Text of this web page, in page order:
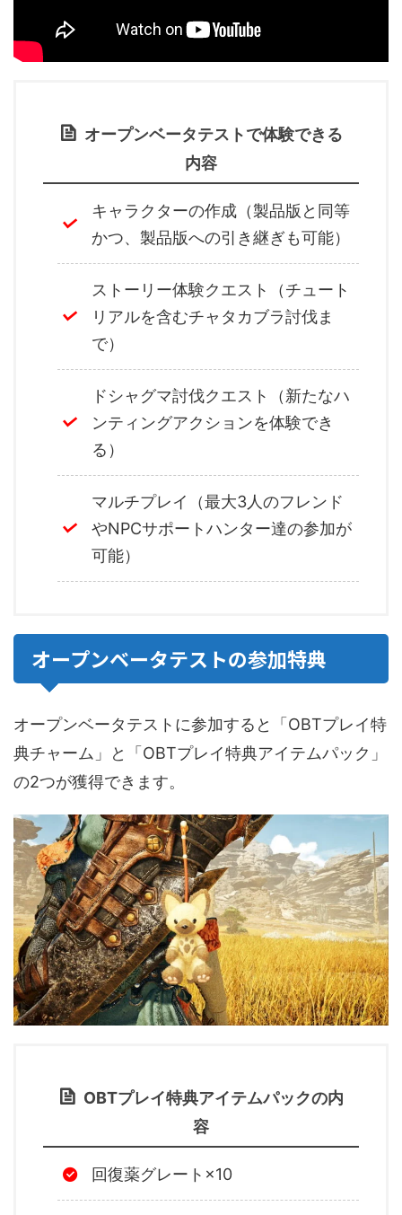
オープンベータテストで体験できる
内容
キャラクターの作成（製品版と同等
かつ、製品版への引き継ぎも可能）
ストーリー体験クエスト（チュート
リアルを含むチャタカブラ討伐ま
で）
ドシャグマ討伐クエスト（新たなハ
ンティングアクションを体験でき
る）
マルチプレイ（最大3人のフレンド
やNPCサポートハンター達の参加が
可能）
オープンベータテストの参加特典
オープンベータテストに参加すると「OBTプレイ特
典チャーム」と「OBTプレイ特典アイテムパック」
の2つが獲得できます。
OBTプレイ特典アイテムパックの内
容
回復薬グレート×10